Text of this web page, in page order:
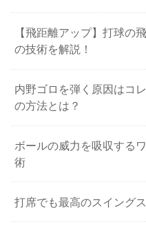
【飛距離アップ】打球の
の技術を解説！
内野ゴロを弾く原因はコ
の方法とは？
ボールの威力を吸収する
術
打席でも最高のスイング